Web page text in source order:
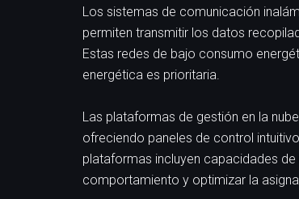
Los sistemas de comunicación
permiten transmitir los datos
Estas redes de bajo consumo
energética es prioritaria.
Las plataformas de gestión en la
ofreciendo paneles de control
plataformas incluyen capacidades
comportamiento y optimizar la